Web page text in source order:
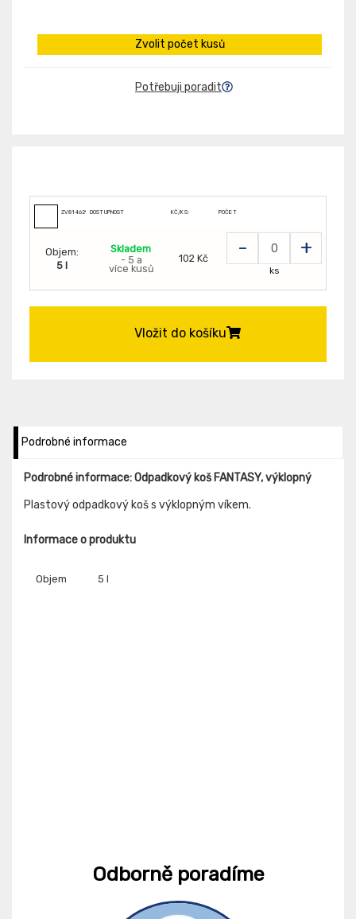
Zvolit počet kusů
Potřebuji poradit
ZV81462944DOSTUPNOST KČ/KS: POČET
Objem:
5 l
Skladem
- 5 a
více kusů
102 Kč - +
ks
Vložit do košíku
Podrobné informace
Podrobné informace: Odpadkový koš FANTASY, výklopný
Plastový odpadkový koš s výklopným víkem.
Informace o produktu
Objem 5 l
Odborně poradíme